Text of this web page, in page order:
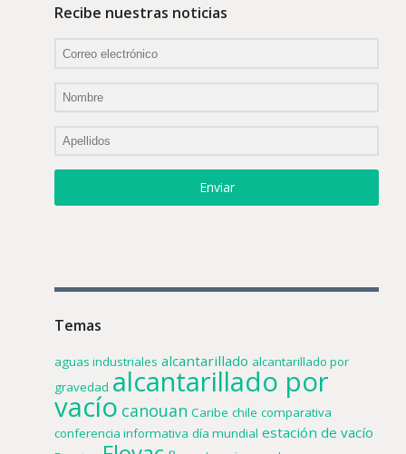
Recibe nuestras noticias
Enviar
Temas
aguas industriales alcantarillado alcantarillado por
gravedad alcantarillado por
vacío canouan Caribe chile comparativa
conferencia informativa día mundial estación de vacío